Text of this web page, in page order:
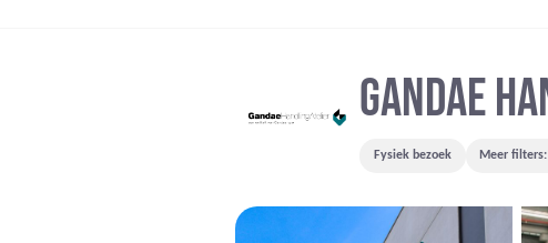
GANDAE
Fysiek bezoek Meer